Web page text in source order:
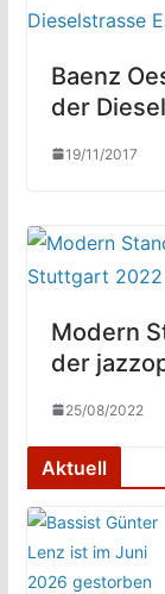
Baenz
der
19/11/2017
Modern
der
25/08/2022
Aktuell